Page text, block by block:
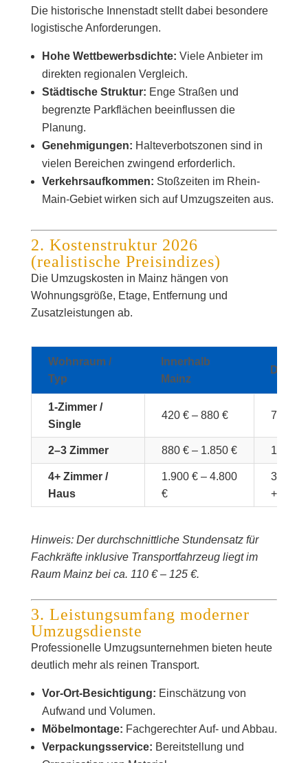
Die historische Innenstadt stellt dabei besondere
logistische Anforderungen.
Hohe Wettbewerbsdichte: Viele Anbieter im
direkten regionalen Vergleich.
Städtische Struktur: Enge Straßen und
begrenzte Parkflächen beeinflussen die
Planung.
Genehmigungen: Halteverbotszonen sind in
vielen Bereichen zwingend erforderlich.
Verkehrsaufkommen: Stoßzeiten im Rhein-
Main-Gebiet wirken sich auf Umzugszeiten aus.
2. Kostenstruktur 2026
(realistische Preisindizes)
Die Umzugskosten in Mainz hängen von
Wohnungsgröße, Etage, Entfernung und
Zusatzleistungen ab.
Wohnraum /
Typ
Innerhalb
Mainz
1-Zimmer /
Single
420 € – 880 € 750 €
2–3 Zimmer 880 € – 1.850 € 1.550
4+ Zimmer /
Haus
1.900 € – 4.800
€
3.200
+
Hinweis: Der durchschnittliche Stundensatz für
Fachkräfte inklusive Transportfahrzeug liegt im
Raum Mainz bei ca. 110 € – 125 €.
3. Leistungsumfang moderner
Umzugsdienste
Professionelle Umzugsunternehmen bieten heute
deutlich mehr als reinen Transport.
Vor-Ort-Besichtigung: Einschätzung von
Aufwand und Volumen.
Möbelmontage: Fachgerechter Auf- und Abbau.
Verpackungsservice: Bereitstellung und